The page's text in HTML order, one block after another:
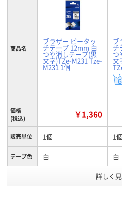
商品名
ブラザー ピータッ
チテープ 12mm 白
つや消しテープ(黒
文字)TZe-M231 Tze-
M231 1個
ブ
チ
つ
文
価格
(税込)
￥1,360
販売単位 1個 1個
テープ色 白 白
号
詳しく